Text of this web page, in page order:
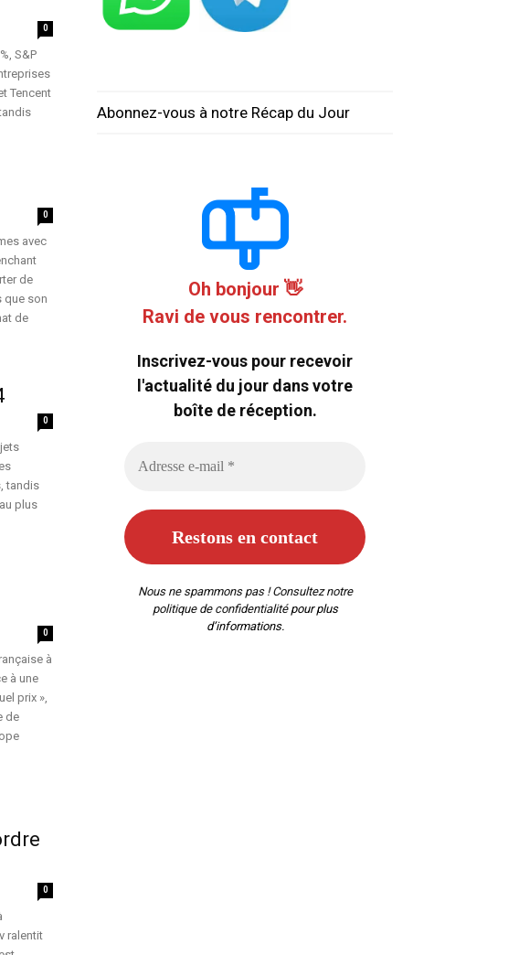
0
S&P
Tencent
0
avec
de
que son
de
0
tandis
plus
0
à
à une
prix »,
de
0
ralentit
Abonnez-vous à notre Récap du Jour
Oh bonjour 👋
Ravi de vous rencontrer.
Inscrivez-vous pour recevoir
l'actualité du jour dans votre
boîte de réception.
Nous ne spammons pas ! Consultez notre
politique de confidentialitépour plus
d’informations.